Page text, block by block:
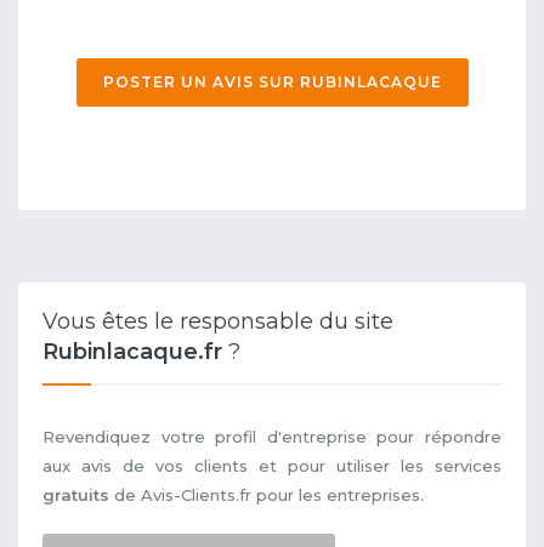
POSTER UN AVIS SUR RUBINLACAQUE
Vous êtes le responsable du site
Rubinlacaque.fr ?
Revendiquez votre profil d'entreprise pour répondre
aux avis de vos clients et pour utiliser les services
gratuits de Avis-Clients.fr pour les entreprises.